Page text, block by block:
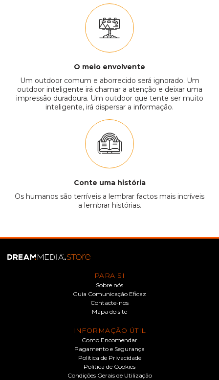
O meio envolvente
Um outdoor comum e aborrecido será ignorado. Um
outdoor inteligente irá chamar a atenção e deixar uma
impressão duradoura. Um outdoor que tente ser muito
inteligente, irá dispersar a informação.
Conte uma história
Os humanos são terríveis a lembrar factos mais incríveis
a lembrar histórias.
PARA SI
Sobre nós
Guia Comunicação Eficaz
Contacte-nos
Mapa do site
INFORMAÇÃO ÚTIL
Como Encomendar
Pagamento e Segurança
Política de Privacidade
Política de Cookies
Condições Gerais de Utilização